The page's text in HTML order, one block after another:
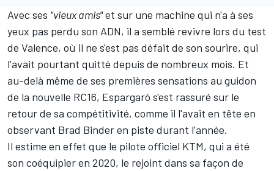
Avec ses "vieux amis"et sur une machine qui n'a à ses
yeux pas perdu son ADN, il a semblé revivre lors du test
de Valence, où il ne s'est pas défait de son sourire, qui
l'avait pourtant quitté depuis de nombreux mois. Et
au-delà même de ses premières sensations au guidon
de la nouvelle RC16, Espargaró s'est rassuré sur le
retour de sa compétitivité, comme il l'avait en tête en
observant Brad Binderen piste durant l'année.
Il estime en effet que le pilote officiel KTM, qui a été
son coéquipier en 2020, le rejoint dans sa façon de